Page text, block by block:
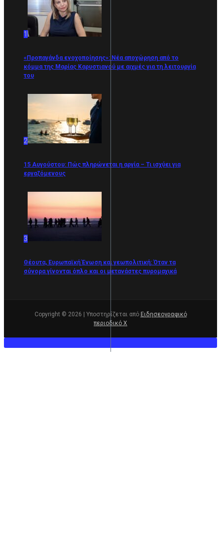
1
«Προπαγάνδα ενοχοποίησης»: Νέα αποχώρηση από το
κόμμα της Μαρίας Καρυστιανού με αιχμές για τη λειτουργία
του
2
15 Αυγούστου: Πώς πληρώνεται η αργία – Τι ισχύει για
εργαζόμενους
3
Θέουτα, Ευρωπαϊκή Ένωση και γεωπολιτική: Όταν τα
σύνορα γίνονται όπλο και οι μετανάστες πυρομαχικά
Copyright © 2026 | Υποστηρίζεται από Ειδησεογραφικό
περιοδικό Χ